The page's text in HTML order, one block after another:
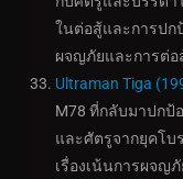
ในต่อสู้และการปก
ผจญภัยและการต่อ
Ultraman Tiga
M78 ที่กลับมาปกป้
และศัตรูจากยุคโบ
เรื่องเน้นการผจญ